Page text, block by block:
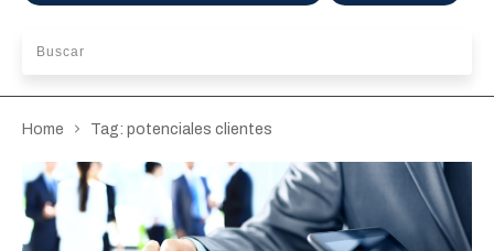
Home Tag: potenciales clientes